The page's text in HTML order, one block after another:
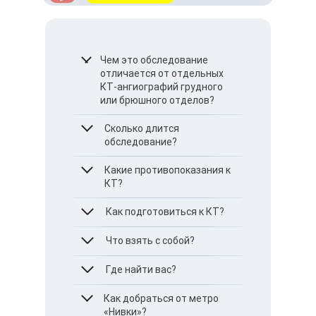
Чем это обследование
отличается от отдельных
КТ-ангиографий грудного
или брюшного отделов?
Оно позволяет оценить
всю аорту как
единственный сосуд,
включая переходящий
участок между отделами.
Сколько длится
обследование?
КТ производится в
среднем за 10–15 минут.
Какие противопоказания к
КТ?
Беременность
Аллергия на
контрастное вещество
Нарушение работы
Сахарный диабет в
тяжелой форме
Как подготовиться к КТ?
Проконсультируйтесь с
врачом перед
обследованием сообщите
заболеваниях и
лекарствах, которые
Что взять с собой?
Паспорт
Медицинская карта
Направление от врача
Результаты
Где найти вас?
MIRUM Clinic находится по
адресу: г. Киев, ул. Виктора
Как добраться от метро
«Нивки»?